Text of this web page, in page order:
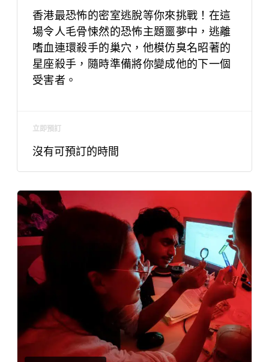
香港最恐怖的密室逃脫等你來挑戰！在這
場令人毛骨悚然的恐怖主題噩夢中，逃離
嗜血連環殺手的巢穴，他模仿臭名昭著的
星座殺手，隨時準備將你變成他的下一個
受害者。
立即預訂
沒有可預訂的時間